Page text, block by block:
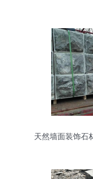
天然墙面装饰石